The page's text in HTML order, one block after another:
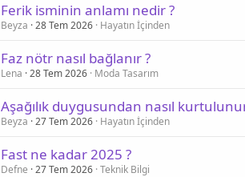
Ferik isminin anlamı nedir ?
Beyza 28 Tem 2026 Hayatın İçinden
Faz nötr nasıl bağlanır ?
Lena 28 Tem 2026 Moda Tasarım
Aşağılık duygusundan nasıl
Beyza 27 Tem 2026 Hayatın İçinden
Fast ne kadar 2025 ?
Defne 27 Tem 2026 Teknik Bilgi